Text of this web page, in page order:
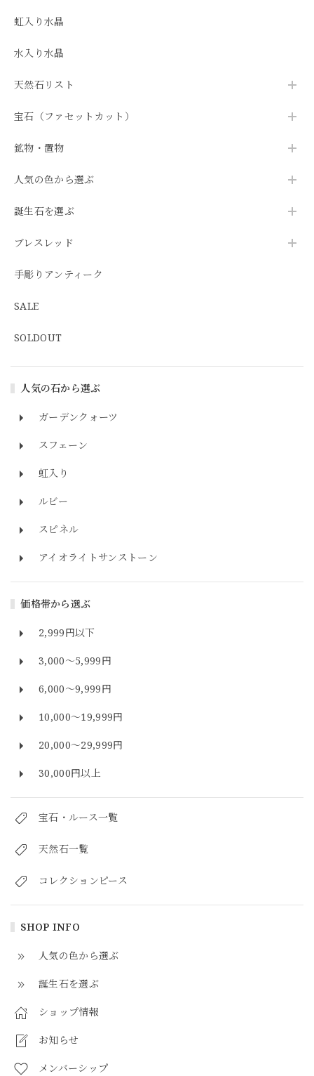
虹入り水晶
水入り水晶
天然石リスト
宝石（ファセットカット）
鉱物・置物
人気の色から選ぶ
誕生石を選ぶ
ブレスレッド
手彫りアンティーク
SALE
SOLDOUT
人気の石から選ぶ
ガーデンクォーツ
スフェーン
虹入り
ルビー
スピネル
アイオライトサンストーン
価格帯から選ぶ
2,999円以下
3,000～5,999円
6,000～9,999円
10,000～19,999円
20,000～29,999円
30,000円以上
宝石・ルース一覧
天然石一覧
コレクションピース
SHOP INFO
人気の色から選ぶ
誕生石を選ぶ
ショップ情報
お知らせ
メンバーシップ